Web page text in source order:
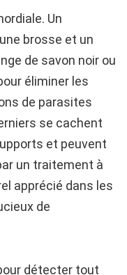
Un
brosse et un
de savon noir ou
éliminer les
de parasites
se cachent
et peuvent
un traitement à
apprécié dans les
de
détecter tout